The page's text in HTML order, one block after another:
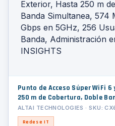
Punto de Acceso Súper WiFi
250 m de Cobertura, Doble
2.4 GHz y 1.2 Gbps en 5GHz, 256
Banda, Administración en
ALTAI TECHNOLOGIES · SKU:
Redes e IT